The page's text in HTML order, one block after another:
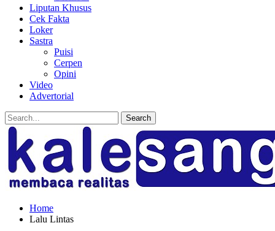
Liputan Khusus
Cek Fakta
Loker
Sastra
Puisi
Cerpen
Opini
Video
Advertorial
Home
Lalu Lintas